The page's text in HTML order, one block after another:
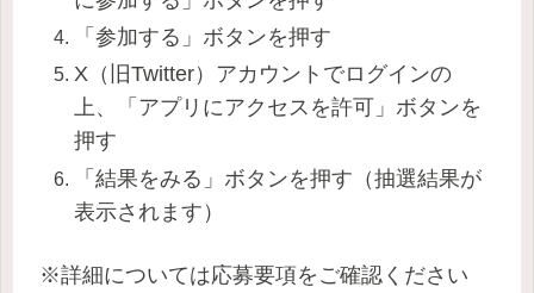
「参加する」ボタンを押す
X（旧Twitter）アカウントでログインの
上、「アプリにアクセスを許可」ボタンを
押す
「結果をみる」ボタンを押す（抽選結果が
表示されます）
※詳細については応募要項をご確認ください